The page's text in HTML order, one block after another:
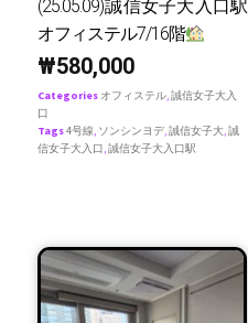
(25.05.09)誠信女子大入口駅
オフィステル7/16階
₩580,000
Categories オフィステル,誠信女子大入
口
Tags4号線, ソンシンヨデ,誠信女子大,誠
信女子大入口,誠信女子大入口駅